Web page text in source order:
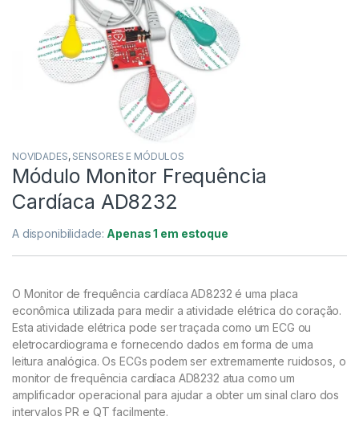
NOVIDADES, SENSORES E MÓDULOS
Módulo Monitor Frequência
Cardíaca AD8232
A disponibilidade: Apenas 1 em estoque
O Monitor de frequência cardíaca AD8232 é uma placa
econômica utilizada para medir a atividade elétrica do coração.
Esta atividade elétrica pode ser traçada como um ECG ou
eletrocardiograma e fornecendo dados em forma de uma
leitura analógica. Os ECGs podem ser extremamente ruidosos, o
monitor de frequência cardíaca AD8232 atua como um
amplificador operacional para ajudar a obter um sinal claro dos
intervalos PR e QT facilmente.